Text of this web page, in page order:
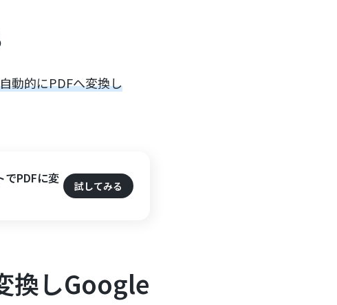
動的にPDFへ変換し
PDFに変
試してみる
換しGoogle